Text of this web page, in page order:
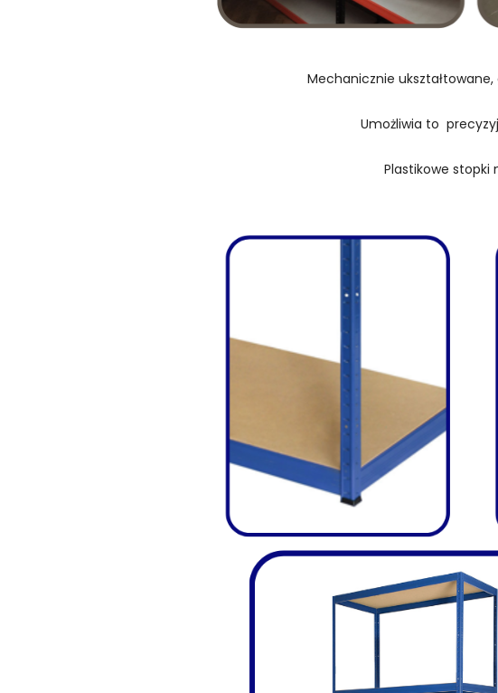
Mechanicznie
Umożliwia to
Plastikowe stopki